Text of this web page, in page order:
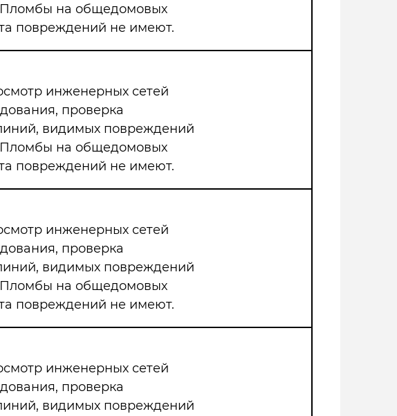
на общедомовых
повреждений не имеют.
инженерных сетей
проверка
видимых повреждений
на общедомовых
повреждений не имеют.
инженерных сетей
проверка
видимых повреждений
на общедомовых
повреждений не имеют.
инженерных сетей
проверка
видимых повреждений